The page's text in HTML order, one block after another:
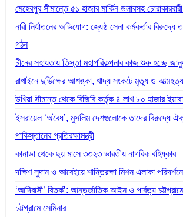
মেহেরপুর সীমান্তে ৫১ হাজার মার্কিন ডলারসহ
নারী নির্যাতনের অভিযোগ: জ্যেষ্ঠ সেনা কর্মকর্তার
গঠন
চীনের সহায়তায় তিস্তা মহাপরিকল্পনার কাজ শুরু হচ্ছে
রাখাইনে দুর্ভিক্ষের আশঙ্কা, খাদ্য সংকটে মৃত্যু ও
উখিয়া সীমান্ত থেকে বিজিবি কর্তৃক ৪ লাখ ৮০ হাজার
ইসরায়েল ‘অবৈধ’, মুসলিম দেশগুলোকে তাদের বিরুদ্ধে
পাকিস্তানের প্রতিরক্ষামন্ত্রী
কানাডা থেকে ছয় মাসে ৩৩২৩ ভারতীয় নাগরিক বহিষ্কার
দক্ষিণ সুদান ও আবেইয়ে শান্তিরক্ষা মিশন এলাকা
‘আদিবাসী’ বিতর্ক’: আন্তর্জাতিক আইন ও পার্বত্য
চট্টগ্রামে সেমিনার